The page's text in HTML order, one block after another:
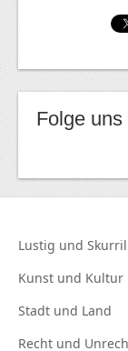
Folge
Lustig und Skurril
Kunst und Kultur
Stadt und Land
Recht und